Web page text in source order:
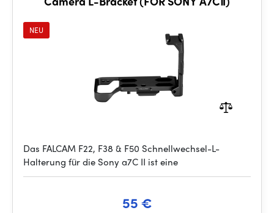
NEU
Das FALCAM F22, F38 & F50 Schnellwechsel-L-
Halterung für die Sony a7C II ist eine
55 €